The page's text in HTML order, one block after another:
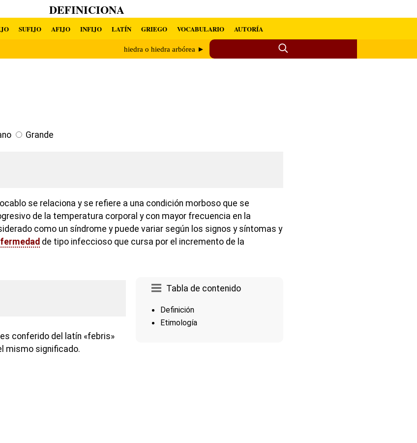
DEFINICIONA
SUFIJO AFIJO INFIJO LATÍN GRIEGO VOCABULARIO AUTORÍA
hiedra o hiedra arbórea ►
Grande
se relaciona y se refiere a una condición morboso que se
de la temperatura corporal y con mayor frecuencia en la
como un síndrome y puede variar según los signos y síntomas y
de tipo infeccioso que cursa por el incremento de la
Tabla de contenido
Definición
Etimología
conferido del latín «febris»
mismo significado.